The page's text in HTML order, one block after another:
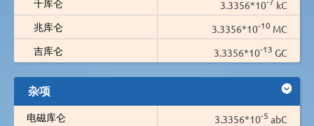
千库仑
3.3356*10
kC
兆库仑
3.3356*10-10 MC
吉库仑
3.3356*10-13 GC
杂项
电磁库仑 3.3356*10-5 abC